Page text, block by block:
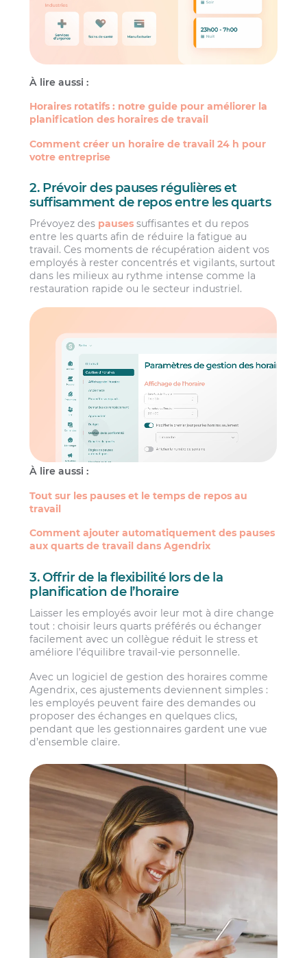
À lire aussi :
Horaires rotatifs : notre guide pour améliorer la
planification des horaires de travail
Comment créer un horaire de travail 24 h pour
votre entreprise
2. Prévoir des pauses régulières et
suffisamment de repos entre les quarts
Prévoyez des pauses suffisantes et du repos
entre les quarts afin de réduire la fatigue au
travail. Ces moments de récupération aident vos
employés à rester concentrés et vigilants, surtout
dans les milieux au rythme intense comme la
restauration rapide ou le secteur industriel.
À lire aussi :
Tout sur les pauses et le temps de repos au
travail
Comment ajouter automatiquement des pauses
aux quarts de travail dans Agendrix
3. Offrir de la flexibilité lors de la
planification de l’horaire
Laisser les employés avoir leur mot à dire change
tout : choisir leurs quarts préférés ou échanger
facilement avec un collègue réduit le stress et
améliore l’équilibre travail-vie personnelle.
Avec un logiciel de gestion des horaires comme
Agendrix, ces ajustements deviennent simples :
les employés peuvent faire des demandes ou
proposer des échanges en quelques clics,
pendant que les gestionnaires gardent une vue
d’ensemble claire.